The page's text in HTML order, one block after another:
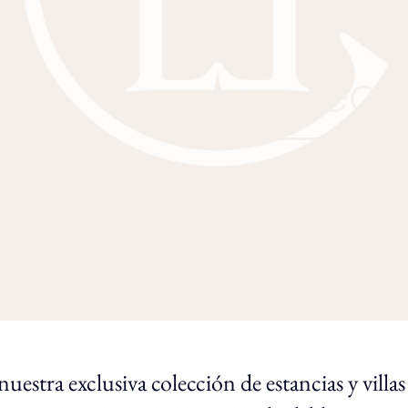
exclusiva colección de estancias y